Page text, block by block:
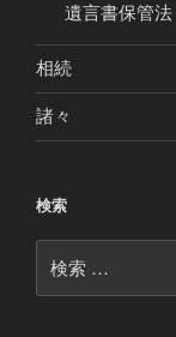
遺言書保管法
相続
諸々
検索
索: